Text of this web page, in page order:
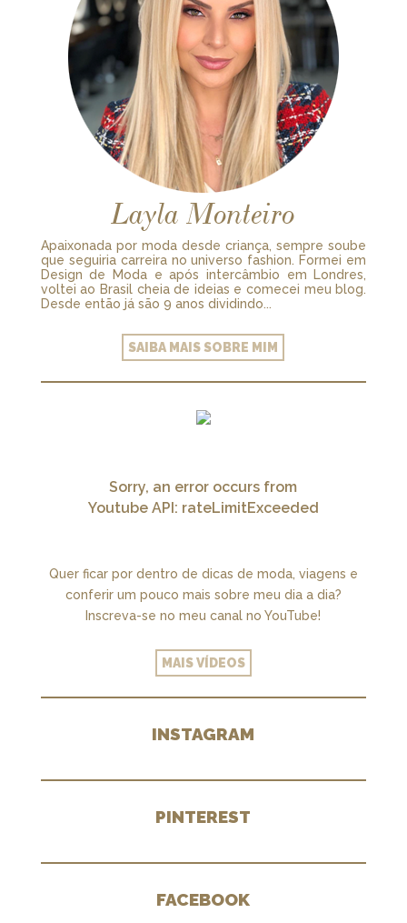
Layla Monteiro
Apaixonada por moda desde criança, sempre soube
que seguiria carreira no universo fashion. Formei em
Design de Moda e após intercâmbio em Londres,
voltei ao Brasil cheia de ideias e comecei meu blog.
Desde então já são 9 anos dividindo...
SAIBA MAIS SOBRE MIM
Sorry, an error occurs from
Youtube API: rateLimitExceeded
Quer ficar por dentro de dicas de moda, viagens e
conferir um pouco mais sobre meu dia a dia?
Inscreva-se no meu canal no YouTube!
MAIS VÍDEOS
INSTAGRAM
PINTEREST
FACEBOOK